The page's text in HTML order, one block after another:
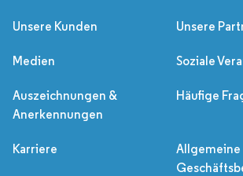
Unsere Kunden Unsere
Medien Soziale
Auszeichnungen &
Anerkennungen
Häufige
Karriere
Allgemeine